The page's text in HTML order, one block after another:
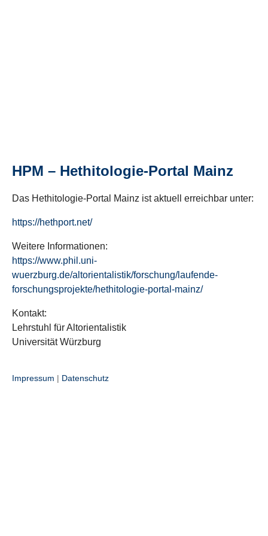
HPM – Hethitologie-Portal Mainz
Das Hethitologie-Portal Mainz ist aktuell erreichbar unter:
https://hethport.net/
Weitere Informationen:
https://www.phil.uni-
wuerzburg.de/altorientalistik/forschung/laufende-
forschungsprojekte/hethitologie-portal-mainz/
Kontakt:
Lehrstuhl für Altorientalistik
Universität Würzburg
Impressum | Datenschutz